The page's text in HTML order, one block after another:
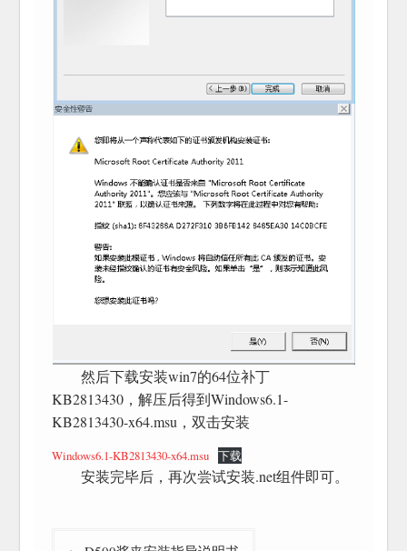
然后下载安装win7的64位补丁
KB2813430，解压后得到Windows6.1-
KB2813430-x64.msu，双击安装
Windows6.1-KB2813430-x64.msu 下载
安装完毕后，再次尝试安装.net组件即可。